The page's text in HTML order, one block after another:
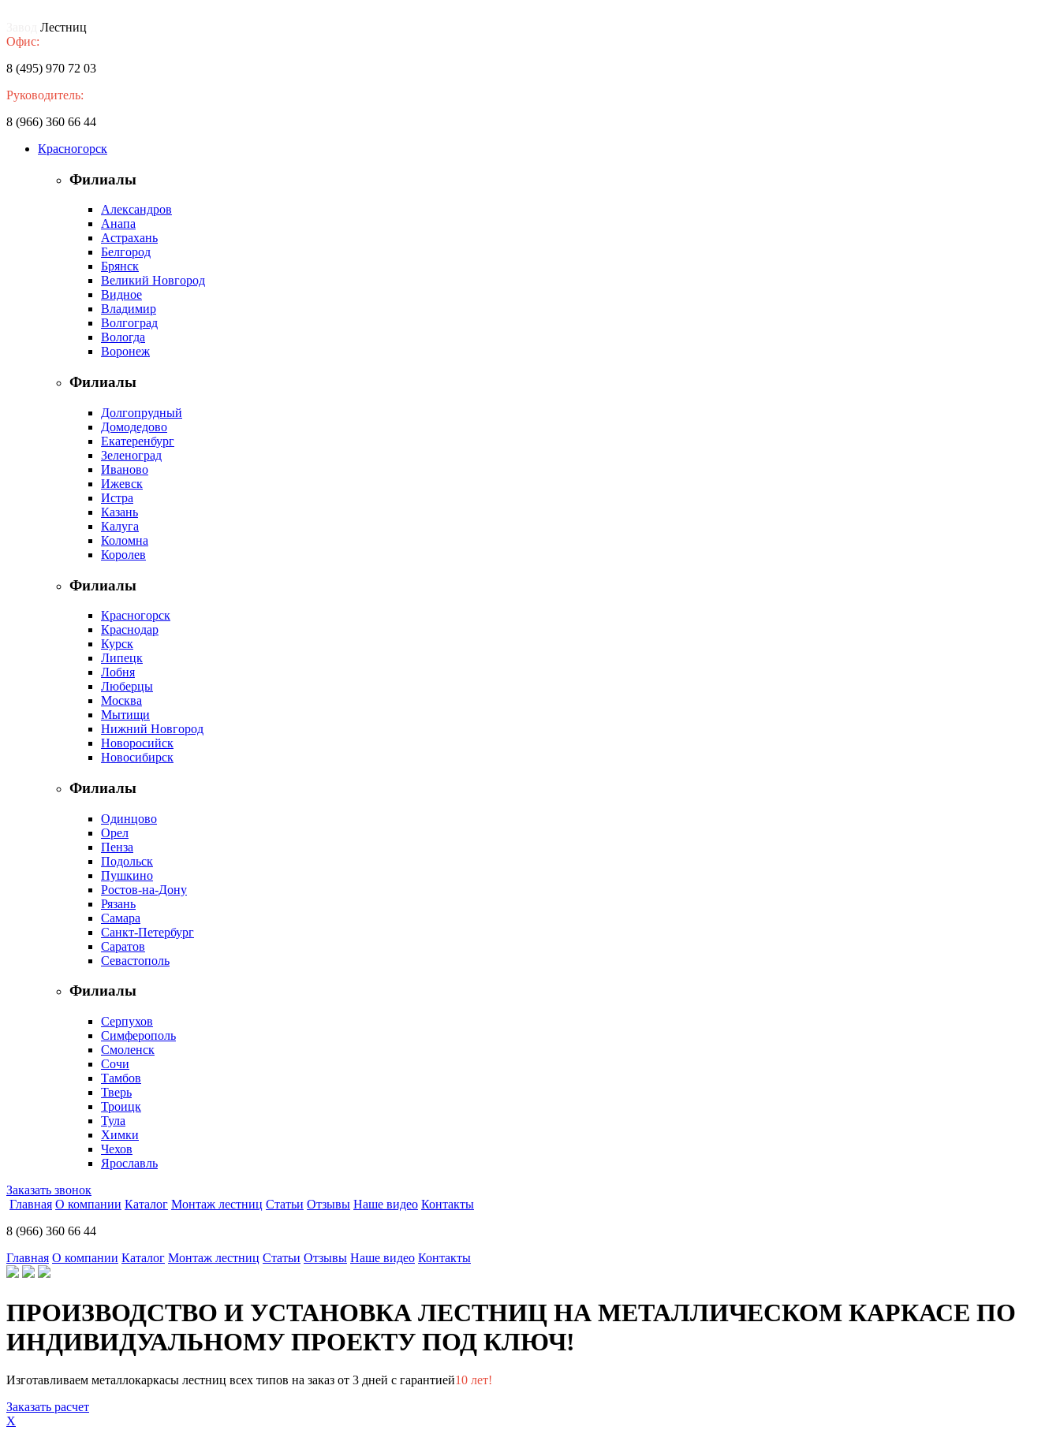
Лестниц
Офис:
8 (495) 970 72 03
Руководитель:
8 (966) 360 66 44
Красногорск
Филиалы
Александров
Анапа
Астрахань
Белгород
Брянск
Великий Новгород
Видное
Владимир
Волгоград
Вологда
Воронеж
Филиалы
Долгопрудный
Домодедово
Екатеренбург
Зеленоград
Иваново
Ижевск
Истра
Казань
Калуга
Коломна
Королев
Филиалы
Красногорск
Краснодар
Курск
Липецк
Лобня
Люберцы
Москва
Мытищи
Нижний Новгород
Новоросийск
Новосибирск
Филиалы
Одинцово
Орел
Пенза
Подольск
Пушкино
Ростов-на-Дону
Рязань
Самара
Санкт-Петербург
Саратов
Севастополь
Филиалы
Серпухов
Симферополь
Смоленск
Сочи
Тамбов
Тверь
Троицк
Тула
Химки
Чехов
Ярославль
Заказать звонок
Главная О компании Каталог Монтаж лестниц Статьи Отзывы Наше видео Контакты
8 (966) 360 66 44
Главная О компании Каталог Монтаж лестниц Статьи Отзывы Наше видео Контакты
ПРОИЗВОДСТВО И УСТАНОВКА ЛЕСТНИЦ НА МЕТАЛЛИЧЕСКОМ КАРКАСЕ ПО
ИНДИВИДУАЛЬНОМУ ПРОЕКТУ ПОД КЛЮЧ!
Изготавливаем металлокаркасы лестниц всех типов на заказ от 3 дней с гарантией10 лет!
Заказать расчет
X